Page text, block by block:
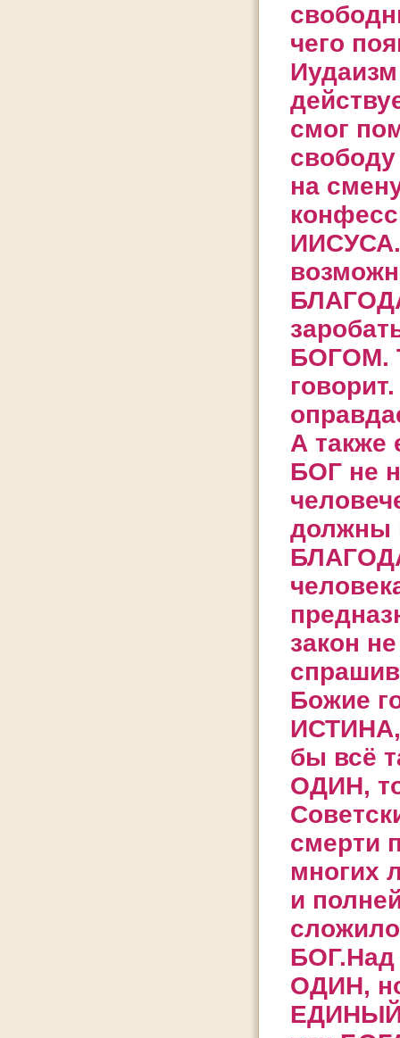
чего
смог
на
БОГОМ.
А также
БОГ не
должны
закон
Божие
бы всё
ОДИН,
смерти
многих
и
ОДИН,
ЕДИНЫЙ.